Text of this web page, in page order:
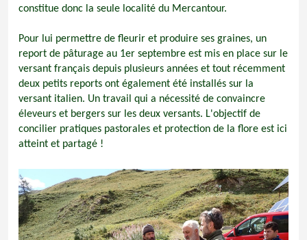
constitue donc la seule localité du Mercantour.
Pour lui permettre de fleurir et produire ses graines, un
report de pâturage au 1er septembre est mis en place sur le
versant français depuis plusieurs années et tout récemment
deux petits reports ont également été installés sur la
versant italien. Un travail qui a nécessité de convaincre
éleveurs et bergers sur les deux versants. L'objectif de
concilier pratiques pastorales et protection de la flore est ici
atteint et partagé !